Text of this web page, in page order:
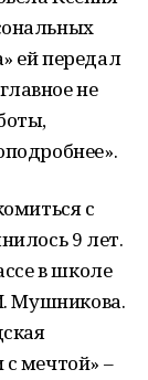
ей передал
не
с
9 лет.
в школе
Мушникова.
мечтой» –